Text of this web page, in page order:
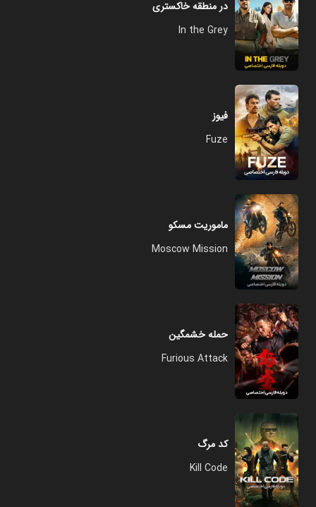
در منطقه خاکستری
In the Grey
فیوز
Fuze
ماموریت مسکو
Moscow Mission
حمله خشمگین
Furious Attack
کد مرگ
Kill Code